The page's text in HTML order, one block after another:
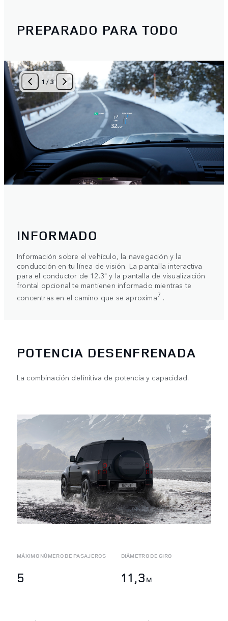
PREPARADO PARA TODO
INFORMADO
Información sobre el vehículo, la navegación y la
conducción en tu línea de visión. La pantalla interactiva
para el conductor de 12.3" y la pantalla de visualización
frontal opcional te mantienen informado mientras te
concentras en el camino que se aproxima7 .
1 /3
POTENCIA DESENFRENADA
La combinación definitiva de potencia y capacidad.
MÁXIMO NÚMERO DE PASAJEROS
5
DIÁMETRO DE GIRO
11,3 M